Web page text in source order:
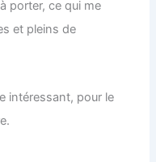
porter, ce qui me
et pleins de
intéressant, pour le